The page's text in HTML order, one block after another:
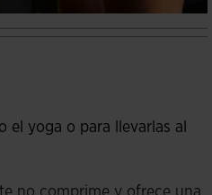
el yoga o para llevarlas al